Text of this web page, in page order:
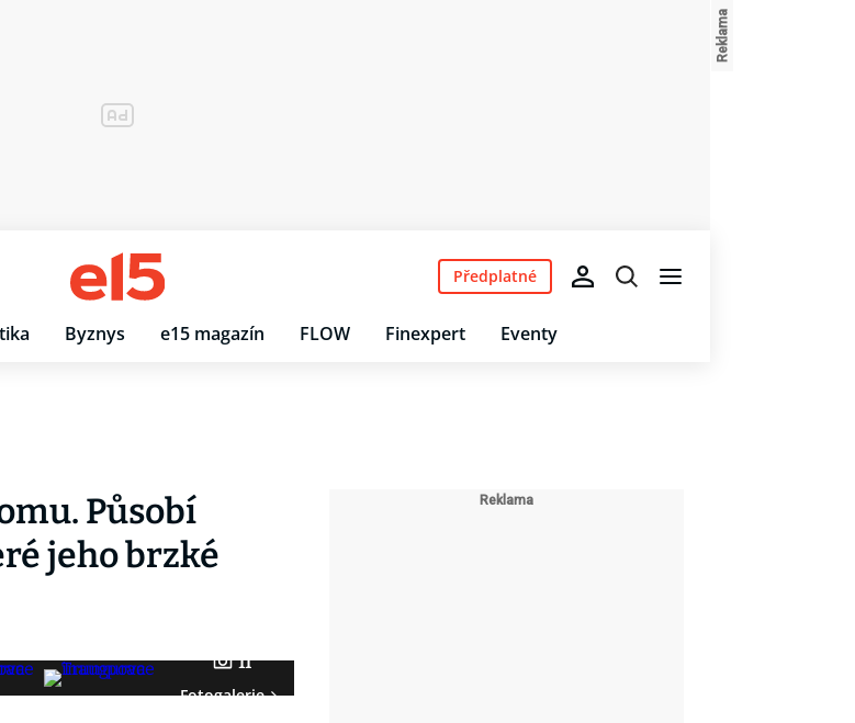
Byznys e15 magazín FLOW Finexpert Eventy
Předplatné
Působí
jeho brzké
11
Fotogalerie